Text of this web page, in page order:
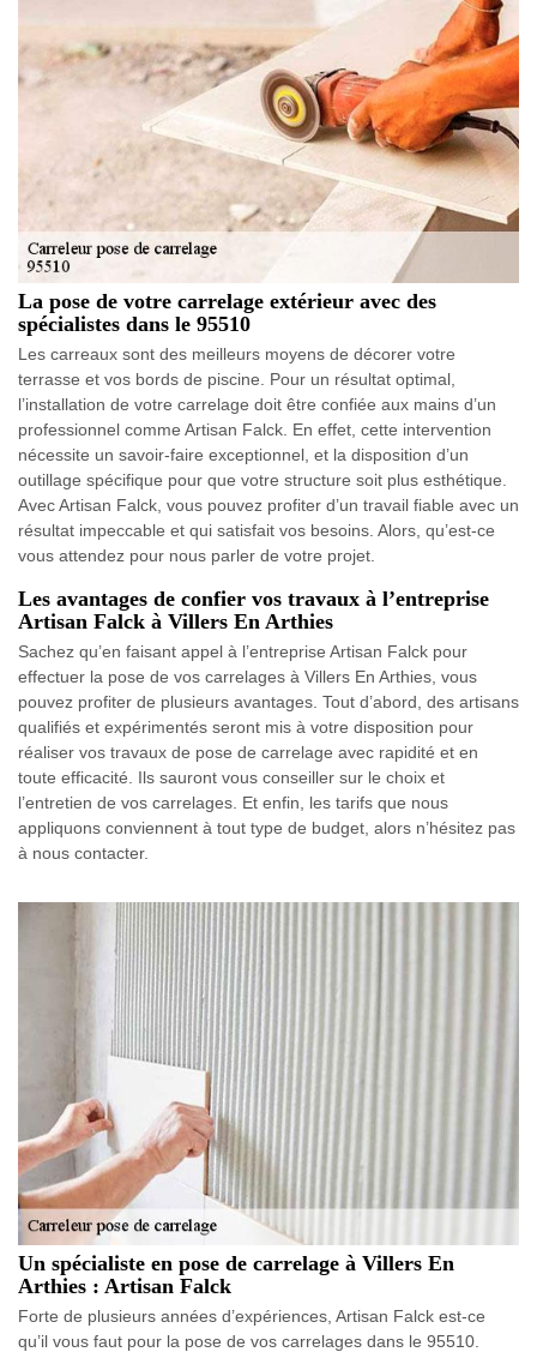
La pose de votre carrelage extérieur avec des
spécialistes dans le 95510
Les carreaux sont des meilleurs moyens de décorer votre
terrasse et vos bords de piscine. Pour un résultat optimal,
l’installation de votre carrelage doit être confiée aux mains d’un
professionnel comme Artisan Falck. En effet, cette intervention
nécessite un savoir-faire exceptionnel, et la disposition d’un
outillage spécifique pour que votre structure soit plus esthétique.
Avec Artisan Falck, vous pouvez profiter d’un travail fiable avec un
résultat impeccable et qui satisfait vos besoins. Alors, qu’est-ce
vous attendez pour nous parler de votre projet.
Les avantages de confier vos travaux à l’entreprise
Artisan Falck à Villers En Arthies
Sachez qu’en faisant appel à l’entreprise Artisan Falck pour
effectuer la pose de vos carrelages à Villers En Arthies, vous
pouvez profiter de plusieurs avantages. Tout d’abord, des artisans
qualifiés et expérimentés seront mis à votre disposition pour
réaliser vos travaux de pose de carrelage avec rapidité et en
toute efficacité. Ils sauront vous conseiller sur le choix et
l’entretien de vos carrelages. Et enfin, les tarifs que nous
appliquons conviennent à tout type de budget, alors n’hésitez pas
à nous contacter.
Un spécialiste en pose de carrelage à Villers En
Arthies : Artisan Falck
Forte de plusieurs années d’expériences, Artisan Falck est-ce
qu’il vous faut pour la pose de vos carrelages dans le 95510.